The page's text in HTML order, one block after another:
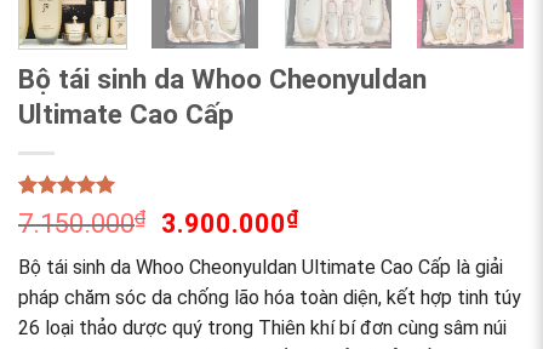
Bộ tái sinh da Whoo Cheonyuldan
Ultimate Cao Cấp
Rated5.00
out of 5
1
customer
rating
7.150.000₫ 3.900.000₫
Bộ tái sinh da Whoo Cheonyuldan Ultimate Cao Cấp là giải
pháp chăm sóc da chống lão hóa toàn diện, kết hợp tinh túy
26 loại thảo dược quý trong Thiên khí bí đơn cùng sâm núi